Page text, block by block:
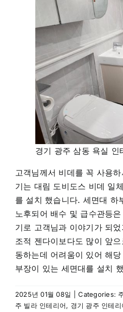
경기 광주 삼동 욕실 인
고객님께서 비데를 꼭 사용
기는 대림 도비도스 비데 일
를 설치 했습니다. 세면대 하
노후되어 배수 및 급수관등
기로 고객님과 이야기가 되
조적 젠다이보다도 많이 앞
동하는데 어려움이 있어 해
부장이 있는 세면대를 설치
2025년 01월 08일 Categories:
주 빌라 인테리어, 경기 광주 인테리